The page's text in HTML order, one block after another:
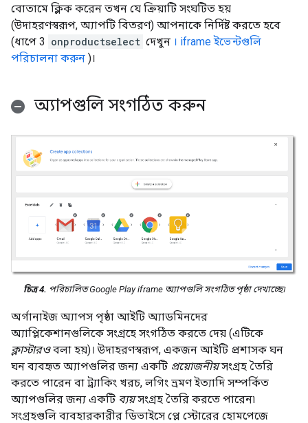
বোতামে ক্লিক করেন তখন যে ক্রিয়াটি সংঘটিত হয়
(উদাহরণস্বরূপ, অ্যাপটি বিতরণ) আপনাকে নির্দিষ্ট করতে হবে
(ধাপে 3 onproductselect দেখুন । iframe ইভেন্টগুলি
পরিচালনা করুন )।
অ্যাপগুলি সংগঠিত করুন
চিত্র 4. পরিচালিত Google Play iframe অ্যাপগুলি সংগঠিত পৃষ্ঠা দেখাচ্ছে৷
অর্গানাইজ অ্যাপস পৃষ্ঠা আইটি অ্যাডমিনদের
অ্যাপ্লিকেশানগুলিকে সংগ্রহে সংগঠিত করতে দেয় (এটিকে
ক্লাস্টারওবলা হয়)। উদাহরণস্বরূপ, একজন আইটি প্রশাসক ঘন
ঘন ব্যবহৃত অ্যাপগুলির জন্য একটি প্রয়োজনীয়সংগ্রহ তৈরি
করতে পারেন বা ট্র্যাকিং খরচ, লগিং ভ্রমণ ইত্যাদি সম্পর্কিত
অ্যাপগুলির জন্য একটি ব্যয়সংগ্রহ তৈরি করতে পারেন৷
সংগ্রহগুলি ব্যবহারকারীর ডিভাইসে প্লে স্টোরের হোমপেজে